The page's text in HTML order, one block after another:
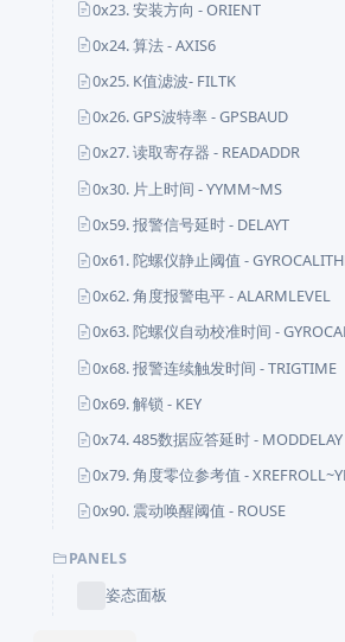
0x23. 安装方向 - ORIENT
0x24. 算法 - AXIS6
0x25. K值滤波- FILTK
0x26. GPS波特率 - GPSBAUD
0x27. 读取寄存器 - READADDR
0x30. 片上时间 - YYMM~MS
0x59. 报警信号延时 - DELAYT
0x61. 陀螺仪静止阈值 -
0x62. 角度报警电平 - ALARMLEVEL
0x63. 陀螺仪自动校准时间 -
0x68. 报警连续触发时间 - TRIGTIME
0x69. 解锁 - KEY
0x74. 485数据应答延时 - MODDELAY
0x79. 角度零位参考值 -
0x90. 震动唤醒阈值 - ROUSE
PANELS
姿态面板